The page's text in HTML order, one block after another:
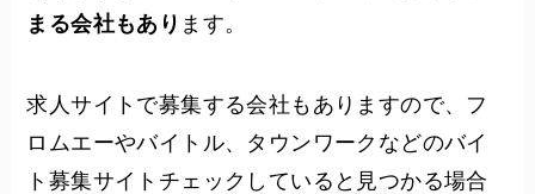
まる会社もあり ます。
求人サイトで募集する会社もありますので、フ
ロムエーやバイトル、タウンワークなどのバイ
ト募集サイトチェックしていると見つかる場合